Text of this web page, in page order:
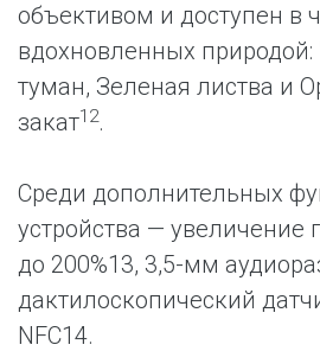
объективом и доступен в
вдохновленных
туман, Зеленая листва и
закат12.
Среди дополнительных
устройства — увеличение
до 200%13, 3,5-мм
дактилоскопический
NFC14.